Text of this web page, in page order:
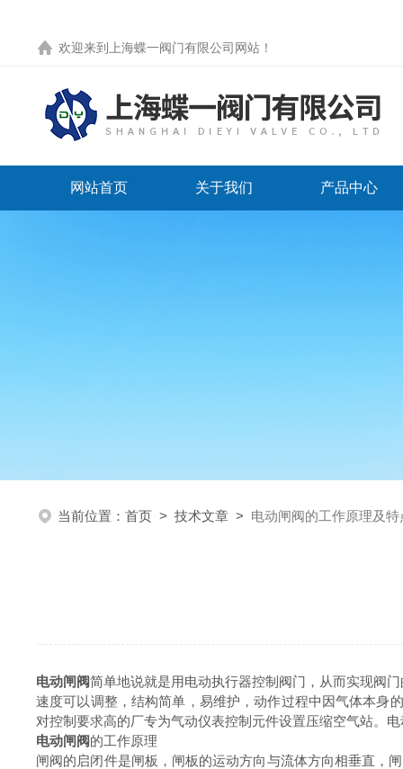
欢迎来到 上海蝶一阀门有限公司网站 ！
网站首页 关于我们 产品中心
当前位置： 首页 > 技术文章 > 电动闸阀的工作原理及特
电动闸阀简单地说就是用电动执行器控制阀门，从而实现阀
速度可以调整，结构简单，易维护，动作过程中因气体本身
对控制要求高的厂专为气动仪表控制元件设置压缩空气站。
电动闸阀的工作原理
闸阀的启闭件是闸板，闸板的运动方向与流体方向相垂直，